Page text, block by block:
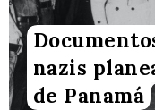
nazis
de Panamá